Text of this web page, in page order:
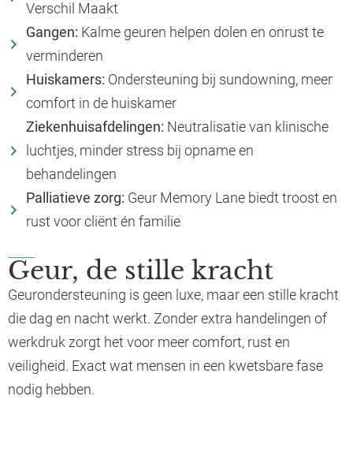
Verschil Maakt
Gangen: Kalme geuren helpen dolen en onrust te
verminderen
Huiskamers: Ondersteuning bij sundowning, meer
comfort in de huiskamer
Ziekenhuisafdelingen: Neutralisatie van klinische
luchtjes, minder stress bij opname en
behandelingen
Palliatieve zorg: Geur Memory Lane biedt troost en
rust voor cliënt én familie
Geur, de stille kracht
Geurondersteuning is geen luxe, maar een stille kracht
die dag en nacht werkt. Zonder extra handelingen of
werkdruk zorgt het voor meer comfort, rust en
veiligheid. Exact wat mensen in een kwetsbare fase
nodig hebben.